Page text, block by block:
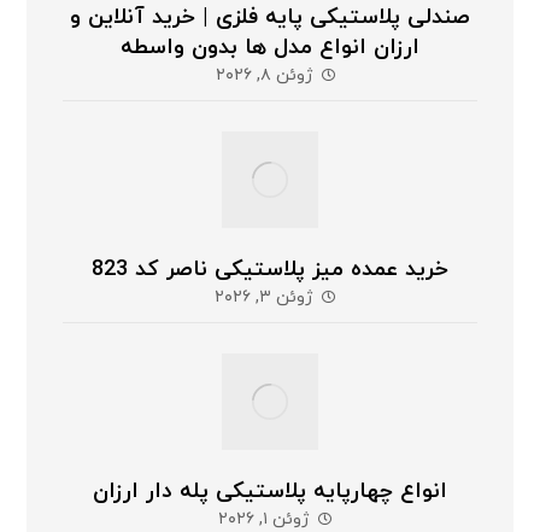
صندلی پلاستیکی پایه فلزی | خرید آنلاین و
ارزان انواع مدل ها بدون واسطه
ژوئن ۸, ۲۰۲۶
خرید عمده میز پلاستیکی ناصر کد 823
ژوئن ۳, ۲۰۲۶
انواع چهارپایه پلاستیکی پله دار ارزان
ژوئن ۱, ۲۰۲۶